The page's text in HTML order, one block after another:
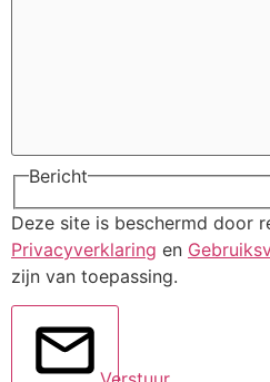
Bericht
Deze site is beschermd door
Privacyverklaring en
zijn van toepassing.